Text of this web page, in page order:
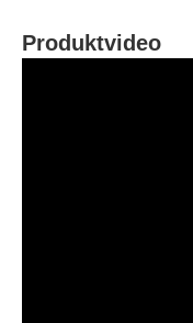
Produktvideo